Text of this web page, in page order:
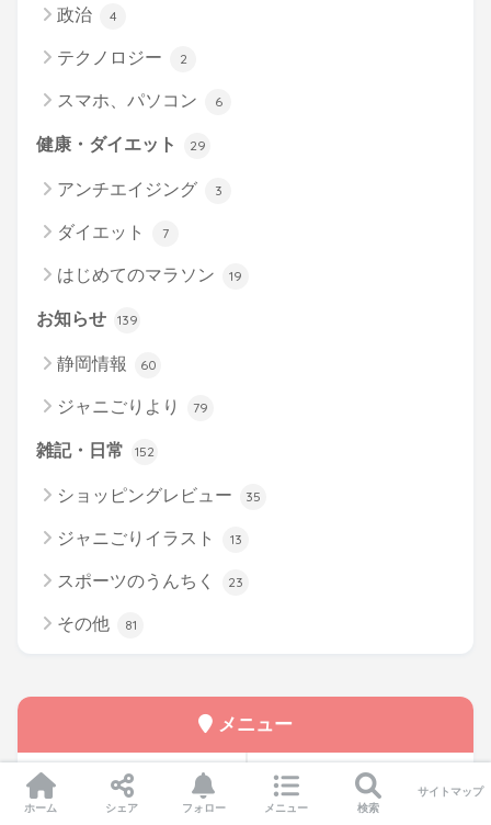
政治 4
テクノロジー 2
スマホ、パソコン 6
健康・ダイエット 29
アンチエイジング 3
ダイエット 7
はじめてのマラソン 19
お知らせ 139
静岡情報 60
ジャニごりより 79
雑記・日常 152
ショッピングレビュー 35
ジャニごりイラスト 13
スポーツのうんちく 23
その他 81
メニュー
ホーム シェア フォロー メニュー 検索
サイトマップ